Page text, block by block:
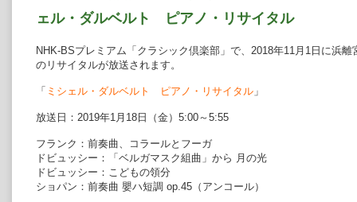
ェル・ダルベルト ピアノ・リサイタル
NHK-BSプレミアム「クラシック倶楽部」で、2018年11月1日に浜
のリサイタルが放送されます。
「 ミシェル・ダルベルト ピアノ・リサイタル 」
放送日：2019年1月18日（金）5:00～5:55
フランク：前奏曲、コラールとフーガ
ドビュッシー：「ベルガマスク組曲」から 月の光
ドビュッシー：こどもの領分
ショパン：前奏曲 嬰ハ短調 op.45（アンコール）